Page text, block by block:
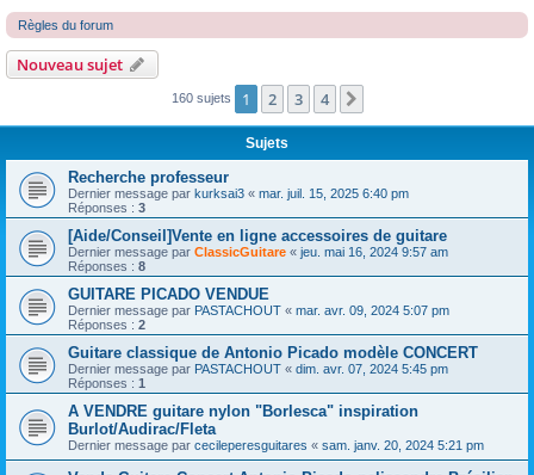
Règles du forum
Nouveau sujet
160 sujets 1 2 3 4
Sujets
Recherche professeur
Dernier message par kurksai3 « mar. juil. 15, 2025 6:40 pm
Réponses : 3
[Aide/Conseil]Vente en ligne accessoires de guitare
Dernier message par ClassicGuitare « jeu. mai 16, 2024 9:57 am
Réponses : 8
GUITARE PICADO VENDUE
Dernier message par PASTACHOUT « mar. avr. 09, 2024 5:07 pm
Réponses : 2
Guitare classique de Antonio Picado modèle CONCERT
Dernier message par PASTACHOUT « dim. avr. 07, 2024 5:45 pm
Réponses : 1
A VENDRE guitare nylon "Borlesca" inspiration
Burlot/Audirac/Fleta
Dernier message par cecileperesguitares « sam. janv. 20, 2024 5:21 pm